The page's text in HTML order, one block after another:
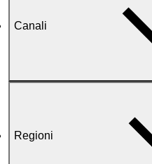
Canali
Regioni